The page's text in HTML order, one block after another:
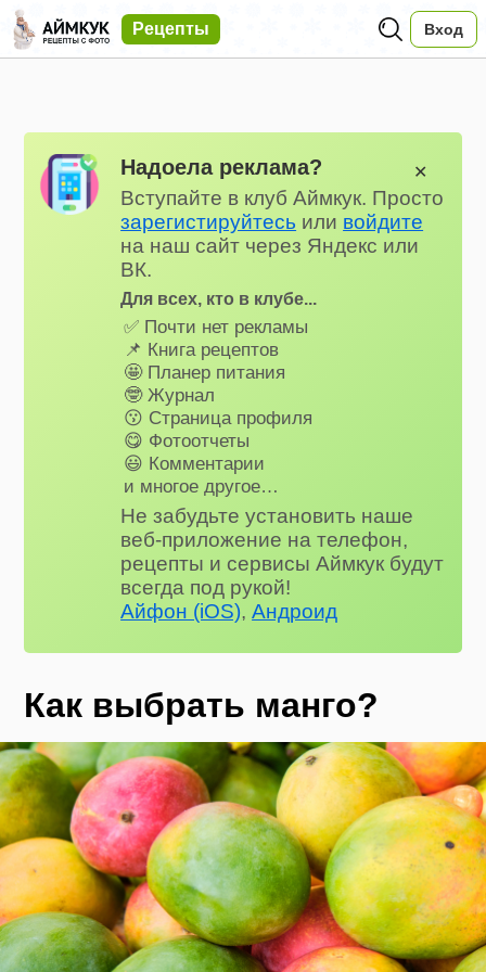
Рецепты Вход
Надоела реклама?
Вступайте в клуб Аймкук. Просто
зарегистируйтесь или войдите
на наш сайт через Яндекс или
ВК.
Для всех, кто в клубе...
✅ Почти нет рекламы
📌 Книга рецептов
🤩 Планер питания
🤓 Журнал
😗 Страница профиля
😋 Фотоотчеты
😃 Комментарии
и многое другое…
Не забудьте установить наше
веб-приложение на телефон,
рецепты и сервисы Аймкук будут
всегда под рукой!
Айфон (iOS),Андроид
✕
Как выбрать манго?